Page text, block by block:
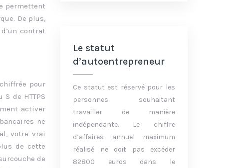
permettent
De plus,
contrat
pour
de HTTPS
activer
ne
votre vrai
de cette
de
Le statut
d’autoentrepreneur
Ce statut est réservé pour les
personnes souhaitant
travailler de manière
indépendante. Le chiffre
d’affaires annuel maximum
réalisé ne doit pas excéder
82800 euros dans le